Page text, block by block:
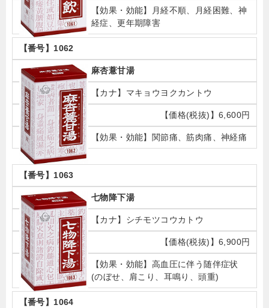
月経不順、月経困難、神
経症、更年期障害
1062
麻杏薏甘湯
マキョウヨクカントウ
6,600円
関節痛、筋肉痛、神経痛
1063
七物降下湯
シチモツコウカトウ
6,900円
高血圧に伴う随伴症状
(のぼせ、肩こり、耳鳴り、頭重)
1064